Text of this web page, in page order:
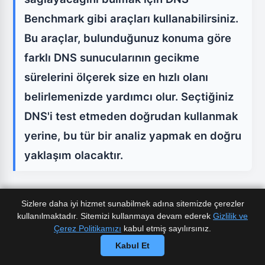
Benchmark gibi araçları kullanabilirsiniz.
Bu araçlar, bulunduğunuz konuma göre
farklı DNS sunucularının gecikme
sürelerini ölçerek size en hızlı olanı
belirlemenizde yardımcı olur. Seçtiğiniz
DNS'i test etmeden doğrudan kullanmak
yerine, bu tür bir analiz yapmak en doğru
yaklaşım olacaktır.
Ayarlarını Değiştirme
Windows'ta DNS Ayarlarını Değiştirme:
Sizlere daha iyi hizmet sunabilmek adına sitemizde çerezler
kullanılmaktadır. Sitemizi kullanmaya devam ederek Gizlilik ve
Çerez Politikamızı kabul etmiş sayılırsınız.
Kabul Et